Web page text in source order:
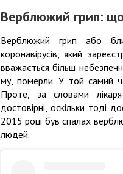
Верблюжий грип:
Верблюжий грип або
коронавірусів, який
вважається більш
му, померли. У той самий
Проте, за словами
достовірні, оскільки тоді
2015 році був спалах
людей.